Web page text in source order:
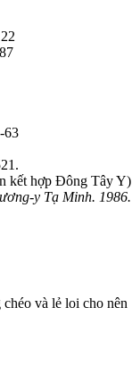
63
kết hợp Đông Tây Y)
y Tạ Minh. 1986.
và lẻ loi cho nên